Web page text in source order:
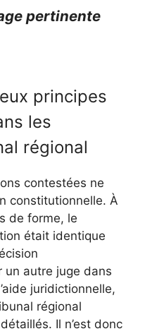
pertinente
principes
les
régional
contestées ne
constitutionnelle. À
de forme, le
était identique
un autre juge dans
juridictionnelle,
régional
Il n’est donc